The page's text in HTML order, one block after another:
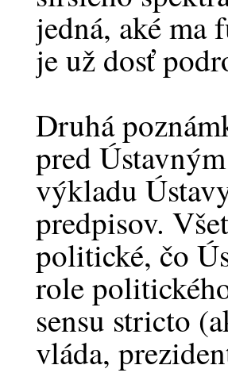
jedná, aké ma
je už dosť
Druhá
pred
výkladu
predpisov.
politické, čo
role
sensu stricto
vláda,